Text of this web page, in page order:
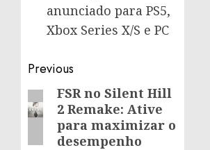
anunciado para PS5,
Xbox Series X/S e PC
Post
navigation
Previous
Previous
post:
FSR no Silent Hill
2 Remake: Ative
para maximizar o
desempenho